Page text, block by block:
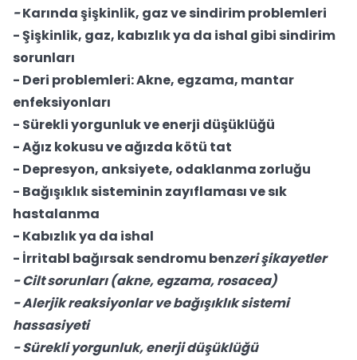
-Karında şişkinlik, gaz ve sindirim problemleri
- Şişkinlik, gaz, kabızlık ya da ishal gibi sindirim
sorunları
- Deri problemleri: Akne, egzama, mantar
enfeksiyonları
- Sürekli yorgunluk ve enerji düşüklüğü
- Ağız kokusu ve ağızda kötü tat
- Depresyon, anksiyete, odaklanma zorluğu
- Bağışıklık sisteminin zayıflaması ve sık
hastalanma
- Kabızlık ya da ishal
- İrritabl bağırsak sendromu benzeri şikayetler
- Cilt sorunları (akne, egzama, rosacea)
- Alerjik reaksiyonlar ve bağışıklık sistemi
hassasiyeti
- Sürekli yorgunluk, enerji düşüklüğü